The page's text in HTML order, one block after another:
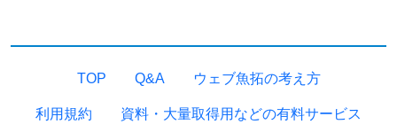
TOP Q&A ウェブ魚拓の考え方
利用規約 資料・大量取得用などの有料サービス